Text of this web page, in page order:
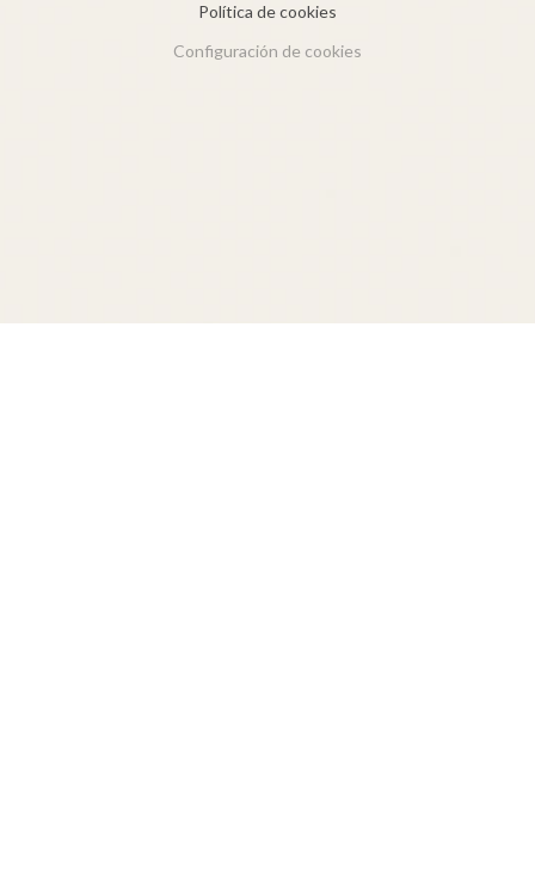
Política de cookies
Configuración de cookies